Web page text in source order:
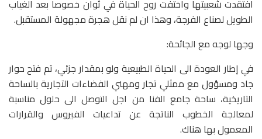
افتقدت شعبيتها واختفت روح الحياة في ثوان خصوصا بعد الغياب
الطويل لصناع الفرجة، وهذا ان لم نقل هجرة مجهولة المستقبل.
وجها لوجه مع الجائحة:
في إطار العودة الى الحياة الطبيعية ولو بمقدار جزئي، تم فتح حوار
جاد ومسؤول مع ممثلي تجار ومهني الفضاءات التجارية بالساحة
التاريخية، ساحة جامع الفنا من اجل التوصل الى حلول مناسبة
لمعالجة الخطوب الناتجة عن تداعيات الفيروس والقرارات
المعمول بها هناك.